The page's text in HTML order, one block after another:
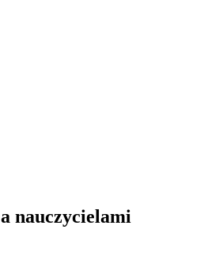
nauczycielami